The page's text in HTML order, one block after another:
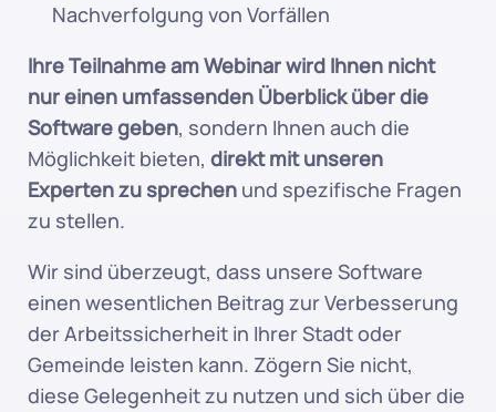
Nachverfolgung von Vorfällen
Ihre Teilnahme am Webinar wird Ihnen nicht
nur einen umfassenden Überblick über die
Software geben, sondern Ihnen auch die
Möglichkeit bieten, direkt mit unseren
Experten zu sprechen und spezifische Fragen
zu stellen.
Wir sind überzeugt, dass unsere Software
einen wesentlichen Beitrag zur Verbesserung
der Arbeitssicherheit in Ihrer Stadt oder
Gemeinde leisten kann. Zögern Sie nicht,
diese Gelegenheit zu nutzen und sich über die